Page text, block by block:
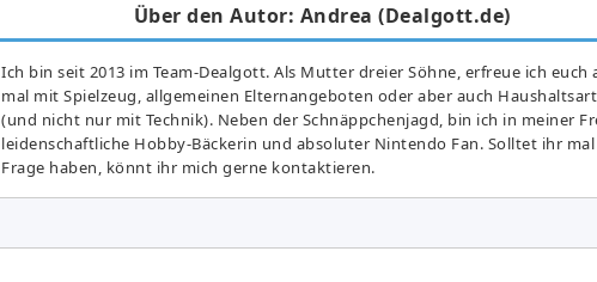
Über den Autor: Andrea (Dealgott.de)
Ich bin seit 2013 im Team-Dealgott. Als Mutter dreier Söhne, erfreue ich euch
mal mit Spielzeug, allgemeinen Elternangeboten oder aber auch
(und nicht nur mit Technik). Neben der Schnäppchenjagd, bin ich in meiner
leidenschaftliche Hobby-Bäckerin und absoluter Nintendo Fan. Solltet ihr mal
Frage haben, könnt ihr mich gerne kontaktieren.